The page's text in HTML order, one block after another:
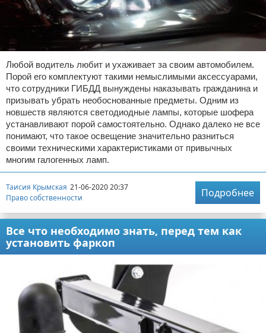
Любой водитель любит и ухаживает за своим автомобилем.
Порой его комплектуют такими немыслимыми аксессуарами,
что сотрудники ГИБДД вынуждены наказывать гражданина и
призывать убрать необоснованные предметы. Одним из
новшеств являются светодиодные лампы, которые шофера
устанавливают порой самостоятельно. Однако далеко не все
понимают, что такое освещение значительно разниться
своими техническими характеристиками от привычных
многим галогенных ламп.
Таисия Крымская 21-06-2020 20:37
Право собственности
Подробнее
Все что необходимо знать, перед тем как
установить фаркоп